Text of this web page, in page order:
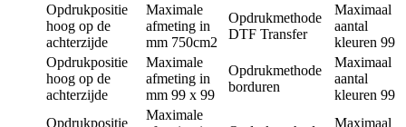
Opdrukpositie
hoog op de
achterzijde
Maximale
afmeting in
mm 750cm2
Opdrukmethode
DTF Transfer
Maximaal
aantal
kleuren 99
Opdrukpositie
hoog op de
achterzijde
Maximale
afmeting in
mm 99 x 99
Opdrukmethode
borduren
Maximaal
aantal
kleuren 99
Opdrukpositie
Maximale
Maximaal